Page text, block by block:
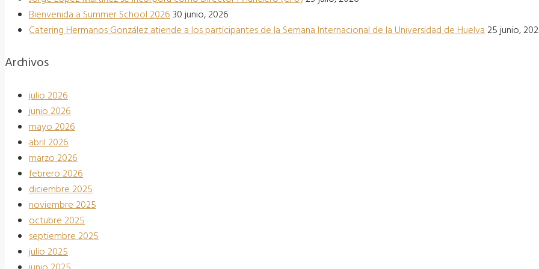
Bienvenida a Summer School 202630 junio, 2026
Catering Hermanos González atiende a los participantes de la Semana Internacional de la Universidad de Huelva25 junio,
Archivos
julio 2026
junio 2026
mayo 2026
abril 2026
marzo 2026
febrero 2026
diciembre 2025
noviembre 2025
octubre 2025
septiembre 2025
julio 2025